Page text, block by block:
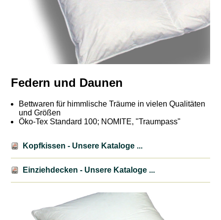
Federn und Daunen
Bettwaren für himmlische Träume in vielen Qualitäten
und Größen
Öko-Tex Standard 100; NOMITE, "Traumpass"
Kopfkissen - Unsere Kataloge ...
Einziehdecken - Unsere Kataloge ...